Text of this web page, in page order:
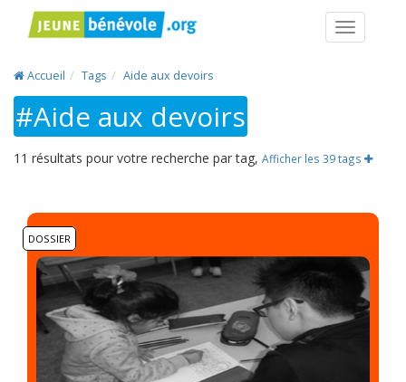
Accueil Tags Aide aux devoirs
#Aide aux devoirs
11 résultats pour votre recherche par tag, Afficher les 39 tags
DOSSIER